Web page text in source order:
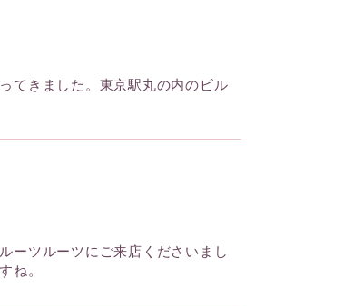
てきました。東京駅丸の内のビル
ーツルーツにご来店くださいまし
ね。